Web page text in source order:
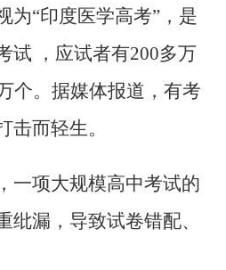
为“印度医学高考”，是
试 ，应试者有200多万
个。据媒体报道，有考
击而轻生。
一项大规模高中考试的
纰漏，导致试卷错配、